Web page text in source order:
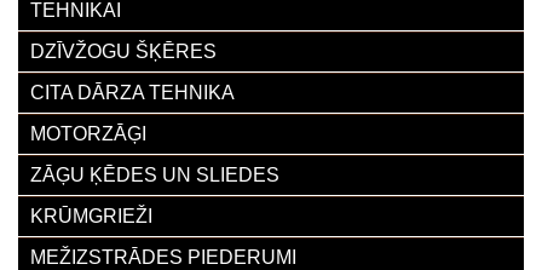
TEHNIKAI
DZĪVŽOGU ŠĶĒRES
CITA DĀRZA TEHNIKA
MOTORZĀĢI
ZĀĢU ĶĒDES UN SLIEDES
KRŪMGRIEŽI
MEŽIZSTRĀDES PIEDERUMI